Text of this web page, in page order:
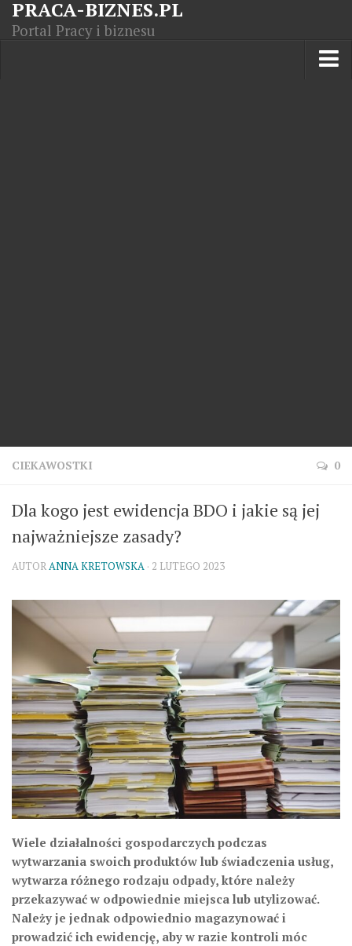
PRACA-BIZNES.PL
Portal Pracy i biznesu
CIEKAWOSTKI 0
Dla kogo jest ewidencja BDO i jakie są jej
najważniejsze zasady?
AUTORANNA KRETOWSKA · 2 LUTEGO 2023
Wiele działalności gospodarczych podczas
wytwarzania swoich produktów lub świadczenia usług,
wytwarza różnego rodzaju odpady, które należy
przekazywać w odpowiednie miejsca lub utylizować.
Należy je jednak odpowiednio magazynować i
prowadzić ich ewidencję, aby w razie kontroli móc